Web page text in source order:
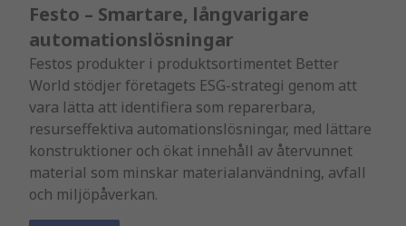
Festo – Smartare, långvarigare
automationslösningar
Festos produkter i produktsortimentet Better
World stödjer företagets ESG-strategi genom att
vara lätta att identifiera som reparerbara,
resurseffektiva automationslösningar, med lättare
konstruktioner och ökat innehåll av återvunnet
material som minskar materialanvändning, avfall
och miljöpåverkan.